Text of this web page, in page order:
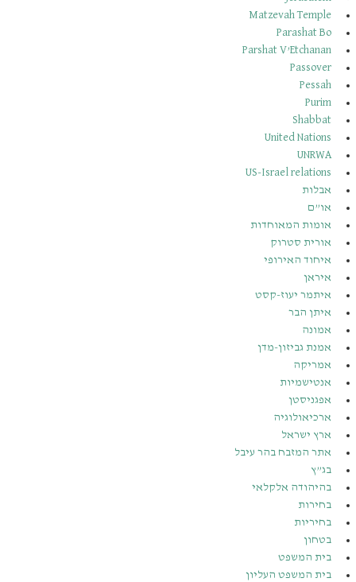
Matzevah Temple
Parashat Bo
Parshat V’Etchanan
Passover
Pessah
Purim
Shabbat
United Nations
UNRWA
US-Israel relations
אבלות
או”ם
אומות המאוחדות
אורית סטרוק
איחוד האירופי
איראן
איתמר יעוז-קסט
איתן הבר
אמונה
אמנת גביזון-מדן
אמריקה
אנטישמיות
אפגניסטן
ארכיאולוגיה
ארץ ישראל
אתר המזבח בהר עיבל
בג”ץ
בהיהודה אלקלאי
בחירות
בחיריות
בטחון
בית המשפט
בית המשפט העליון